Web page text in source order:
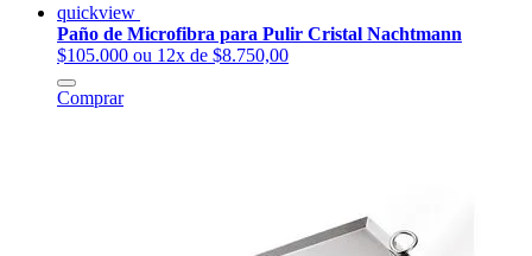
quickview
Paño de Microfibra para Pulir Cristal Nachtmann
$105.000 ou 12x de $8.750,00
Comprar